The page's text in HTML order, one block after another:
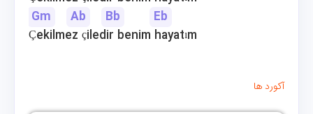
Gm
Ab Bb
Eb
Çekilmez çiledir benim hayatım
آکورد ها